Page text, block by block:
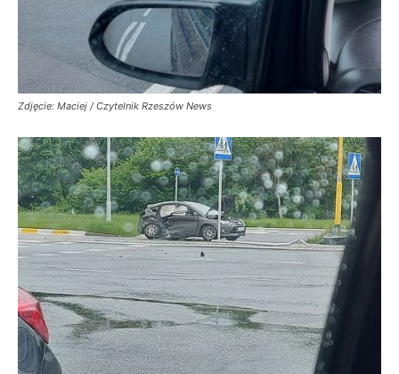
Zdjęcie: Maciej / Czytelnik Rzeszów News